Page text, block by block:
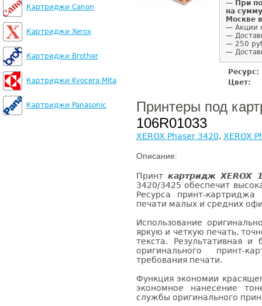
Картриджи Canon
Картриджи Xerox
Картриджи Brother
Картриджи Kyocera Mita
Картриджи Panasonic
— При
на
Москве
— Акции
—
— 250
—
Ресурс:
Цвет:
Принтеры под
106R01033
XEROX Phaser 3420, XEROX
Описание:
Принт картридж XEROX
3420/3425 обеспечит
Ресурса принт-
печати малых и средних
Использование
яркую и четкую печать,
текста. Результативная
оригинального принт-
требования печати.
Функция экономии
экономное нанесение
службы оригинального